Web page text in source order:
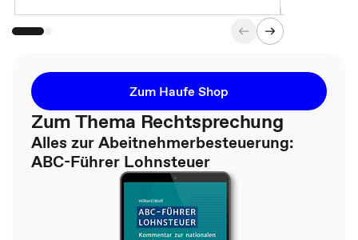
Zum Haufe Shop
Zum Thema Rechtsprechung
Alles zur Abeitnehmerbesteuerung:
ABC-Führer Lohnsteuer